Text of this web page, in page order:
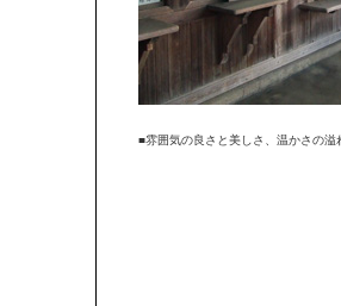
■雰囲気の良さと美しさ、温かさの溢